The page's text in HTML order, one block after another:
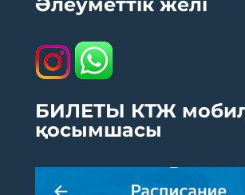
БИЛЕТЫ КТЖ
қосымшасы